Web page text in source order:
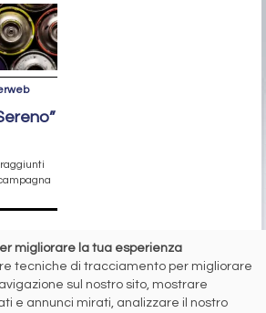
migliorare la tua esperienza
tecniche di tracciamento per migliorare
sul nostro sito, mostrare
e annunci mirati, analizzare il nostro